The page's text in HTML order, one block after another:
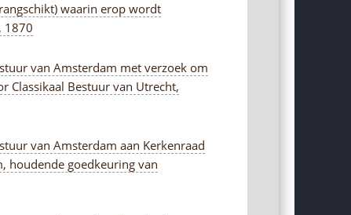
waarin erop wordt
1870
van Amsterdam met verzoek om
Classikaal Bestuur van Utrecht,
van Amsterdam aan Kerkenraad
houdende goedkeuring van